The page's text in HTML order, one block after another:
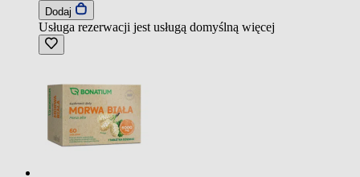
Dodaj
Usługa rezerwacji jest usługą domyślną więcej